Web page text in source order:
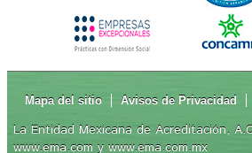
Mapa del sitio Avisos de Privacidad
La Entidad Mexicana de Acreditación,
www.ema.com y www.ema.com.mx